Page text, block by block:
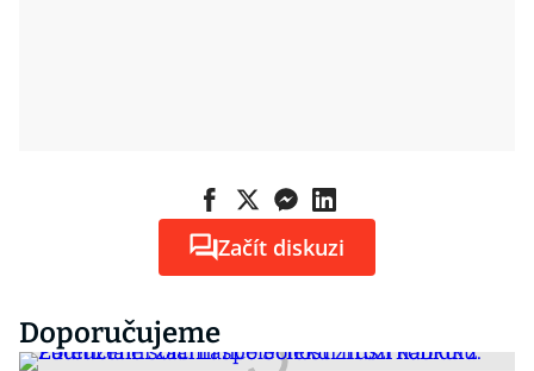
Začít diskuzi
Doporučujeme